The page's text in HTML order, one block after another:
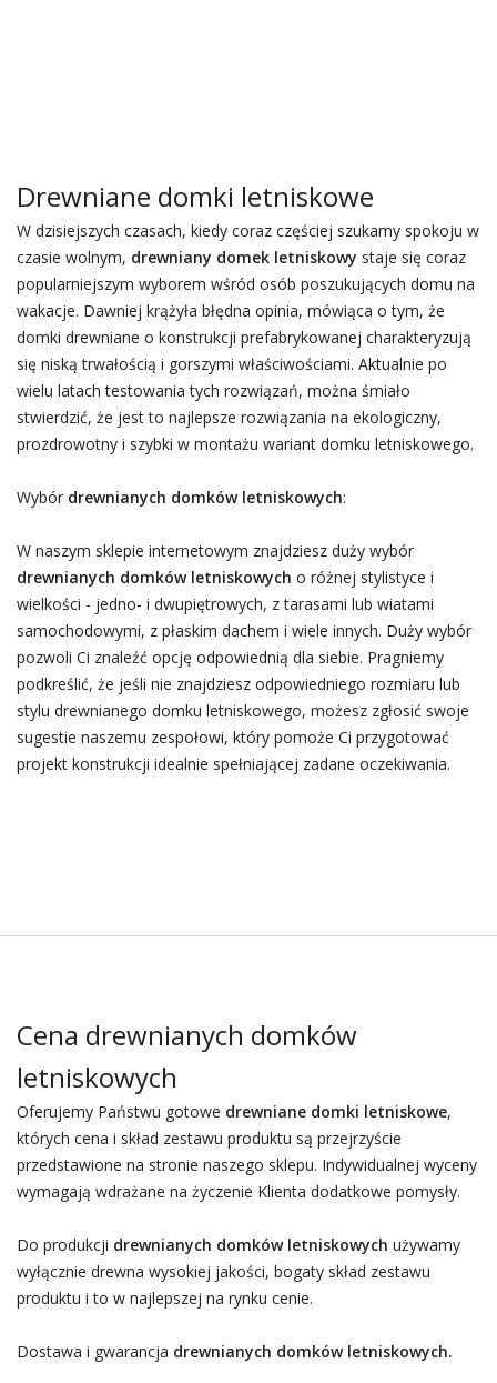
Drewniane domki letniskowe
W dzisiejszych czasach, kiedy coraz częściej szukamy spokoju w
czasie wolnym, drewniany domek letniskowy staje się coraz
popularniejszym wyborem wśród osób poszukujących domu na
wakacje. Dawniej krążyła błędna opinia, mówiąca o tym, że
domki drewniane o konstrukcji prefabrykowanej charakteryzują
się niską trwałością i gorszymi właściwościami. Aktualnie po
wielu latach testowania tych rozwiązań, można śmiało
stwierdzić, że jest to najlepsze rozwiązania na ekologiczny,
prozdrowotny i szybki w montażu wariant domku letniskowego.
Wybór drewnianych domków letniskowych:
W naszym sklepie internetowym znajdziesz duży wybór
drewnianych domków letniskowych o różnej stylistyce i
wielkości - jedno- i dwupiętrowych, z tarasami lub wiatami
samochodowymi, z płaskim dachem i wiele innych. Duży wybór
pozwoli Ci znaleźć opcję odpowiednią dla siebie. Pragniemy
podkreślić, że jeśli nie znajdziesz odpowiedniego rozmiaru lub
stylu drewnianego domku letniskowego, możesz zgłosić swoje
sugestie naszemu zespołowi, który pomoże Ci przygotować
projekt konstrukcji idealnie spełniającej zadane oczekiwania.
Cena drewnianych domków
letniskowych
Oferujemy Państwu gotowe drewniane domki letniskowe,
których cena i skład zestawu produktu są przejrzyście
przedstawione na stronie naszego sklepu. Indywidualnej wyceny
wymagają wdrażane na życzenie Klienta dodatkowe pomysły.
Do produkcji drewnianych domków letniskowych używamy
wyłącznie drewna wysokiej jakości, bogaty skład zestawu
produktu i to w najlepszej na rynku cenie.
Dostawa i gwarancja drewnianych domków letniskowych.